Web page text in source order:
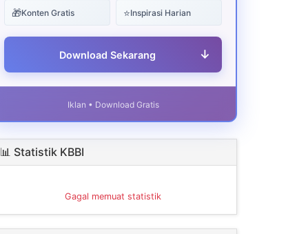
🎁Konten Gratis ⭐Inspirasi Harian
Download Sekarang ↓
Iklan • Download Gratis
📊 Statistik KBBI
Gagal memuat statistik